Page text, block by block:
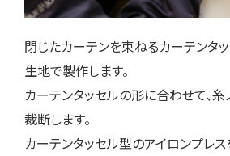
閉じたカーテンを束ねるカーテンタ
生地で製作します。
カーテンタッセルの形に合わせて、
裁断します。
カーテンタッセル型のアイロンプレ